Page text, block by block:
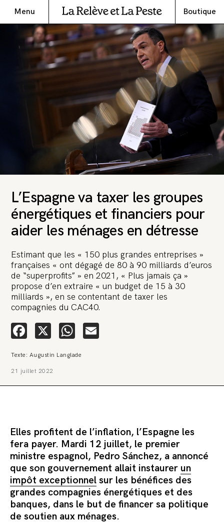
Menu Boutique
L’Espagne va taxer les groupes
énergétiques et financiers pour
aider les ménages en détresse
Estimant que les « 150 plus grandes entreprises »
françaises « ont dégagé de 80 à 90 milliards d’euros
de “superprofits” » en 2021, « Plus jamais ça »
propose d’en extraire « un budget de 15 à 30
milliards », en se contentant de taxer les
compagnies du CAC40.
Facebook
X WhatsApp
Texte: Augustin Langlade
21 juillet 2022
Elles profitent de l’inflation, l’Espagne les
fera payer. Mardi 12 juillet, le premier
ministre espagnol, Pedro Sánchez, a annoncé
que son gouvernement allait instaurer un
impôt exceptionnel sur les bénéfices des
grandes compagnies énergétiques et des
banques, dans le but de financer sa politique
de soutien aux ménages.
🚨 L’heure est grave. Une
multinationale tente d’anéantir La
Relève et La Peste 🤯
attaque en justice. Vous savez comment cela s’appelle ?
l’anonymat d’un habitant inquiet pour sa santé. Et aujourd’hui elle
peut-être, à nous faire disparaître. Pour nous sauver, nous lançons
Commander le pack